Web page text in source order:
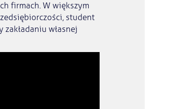
firmach. W większym
student
własnej